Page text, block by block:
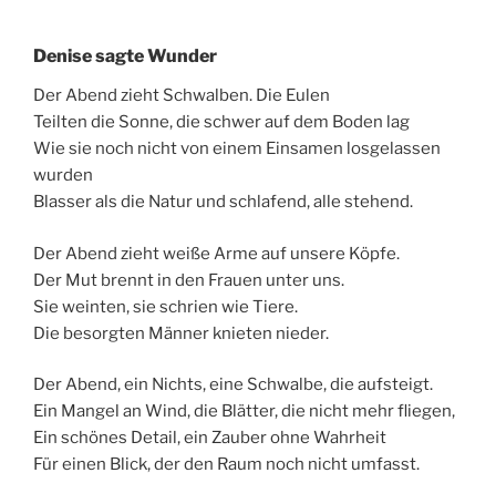
Denise sagte Wunder
Der Abend zieht Schwalben. Die Eulen
Teilten die Sonne, die schwer auf dem Boden lag
Wie sie noch nicht von einem Einsamen losgelassen
wurden
Blasser als die Natur und schlafend, alle stehend.
Der Abend zieht weiße Arme auf unsere Köpfe.
Der Mut brennt in den Frauen unter uns.
Sie weinten, sie schrien wie Tiere.
Die besorgten Männer knieten nieder.
Der Abend, ein Nichts, eine Schwalbe, die aufsteigt.
Ein Mangel an Wind, die Blätter, die nicht mehr fliegen,
Ein schönes Detail, ein Zauber ohne Wahrheit
Für einen Blick, der den Raum noch nicht umfasst.